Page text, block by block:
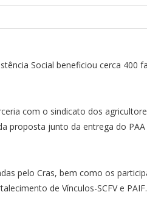
Social beneficiou cerca 400
com o sindicato dos
proposta junto da entrega do
pelo Cras, bem como os
de Vínculos-SCFV e PAIF.